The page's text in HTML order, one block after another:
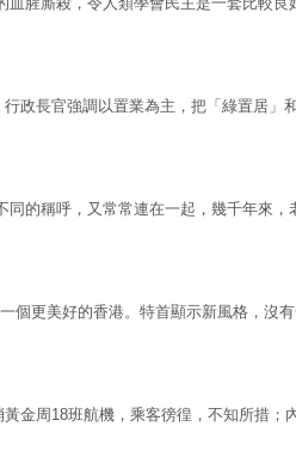
政長官強調以置業為主，把「綠置居」
的稱呼，又常常連在一起，幾千年來，
個更美好的香港。特首顯示新風格，沒
金周18班航機，乘客徬徨，不知所措；